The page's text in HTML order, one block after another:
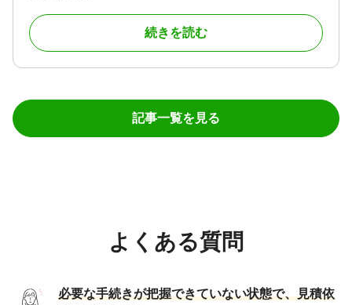
続きを読む
記事一覧を見る
よくある質問
必要な手続きが把握できていない状態で、見積依